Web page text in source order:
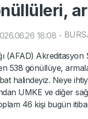
18:08 -
(AFAD) Akreditasyon
538 gönüllüye,
halindeyiz. Neye
UMKE ve diğer
46 kişi bugün